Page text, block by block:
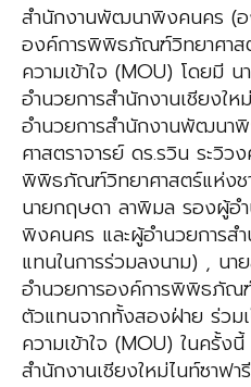
สำนักงานพัฒนาพิงคนคร (
องค์การพิพิธภัณฑ์วิทยาศาส
ความเข้าใจ (MOU) โดยมี
อำนวยการสำนักงานเชียงใ
อำนวยการสำนักงานพัฒนา
ศาสตราจารย์ ดร.รวิน ระวิว
พิพิธภัณฑ์วิทยาศาสตร์แห่ง
นายกฤษดา ลาพิมล รองผู้อ
พิงคนคร และผู้อำนวยการส
แทนในการร่วมลงนาม) , น
อำนวยการองค์การพิพิธภัณ
ตัวแทนจากทั้งสองฝ่าย ร่ว
ความเข้าใจ (MOU) ในครั้
สำนักงานเชียงใหม่ไนท์ซาฟารี